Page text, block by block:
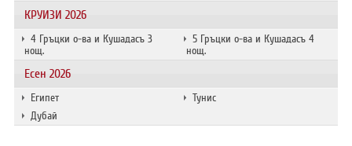
КРУИЗИ 2026
4 Гръцки о-ва и Кушадасъ 3
нощ.
5 Гръцки о-ва и Кушадасъ 4
нощ.
Есен 2026
Египет
Тунис
Дубай